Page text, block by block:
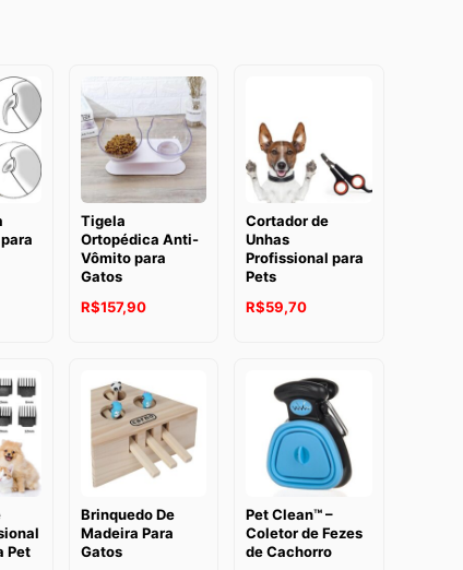
Tigela
Ortopédica Anti-
Vômito para
Gatos
R$157,90
Cortador de
Unhas
Profissional para
Pets
R$59,70
Pet
Brinquedo De
Madeira Para
Gatos
Pet Clean™ –
Coletor de Fezes
de Cachorro